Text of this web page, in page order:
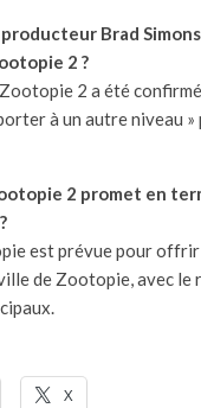
producteur Brad
2 ?
2 a été
à un autre niveau
2 promet en
est prévue pour
de Zootopie, avec le
X